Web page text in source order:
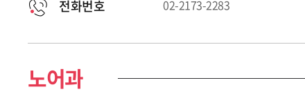
전화번호 02-2173-2283
노어과